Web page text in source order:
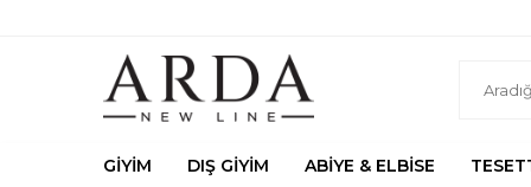
GIYIM DIŞ GIYIM ABIYE & ELBISE